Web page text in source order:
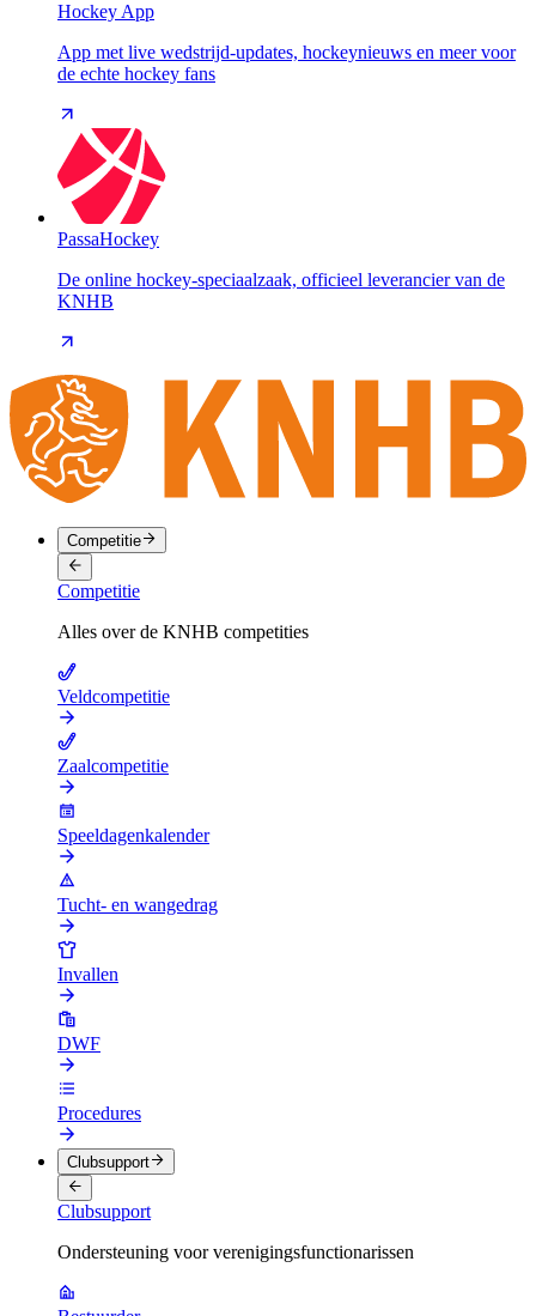
Hockey App
App met live wedstrijd-updates, hockeynieuws en meer voor
de echte hockey fans
PassaHockey
De online hockey-speciaalzaak, officieel leverancier van de
KNHB
Competitie
Competitie
Alles over de KNHB competities
Veldcompetitie
Zaalcompetitie
Speeldagenkalender
Tucht- en wangedrag
Invallen
DWF
Procedures
Clubsupport
Clubsupport
Ondersteuning voor verenigingsfunctionarissen